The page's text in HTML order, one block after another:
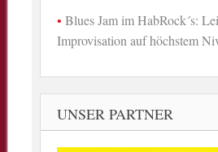
Blues Jam im HabRock´s:
Improvisation auf höchstem
UNSER PARTNER